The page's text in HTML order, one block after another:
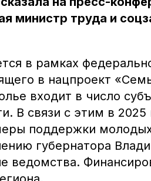
министр труда и
в рамках
в нацпроект
входит в число
В связи с этим в 2025
поддержки
губернатора
ведомства.